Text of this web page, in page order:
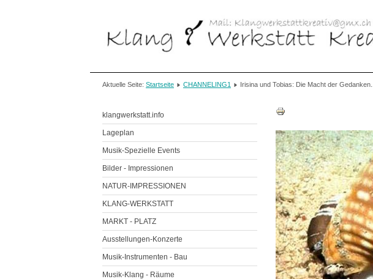
Aktuelle Seite: Startseite CHANNELING1 Irisina und Tobias: Die Macht der Gedanken...
klangwerkstatt.info
Lageplan
Musik-Spezielle Events
Bilder - Impressionen
NATUR-IMPRESSIONEN
KLANG-WERKSTATT
MARKT - PLATZ
Ausstellungen-Konzerte
Musik-Instrumenten - Bau
Musik-Klang - Räume